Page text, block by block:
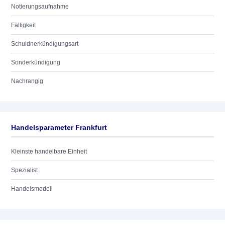
Notierungsaufnahme
Fälligkeit
Schuldnerkündigungsart
Sonderkündigung
Nachrangig
Handelsparameter Frankfurt
Kleinste handelbare Einheit
Spezialist
Handelsmodell